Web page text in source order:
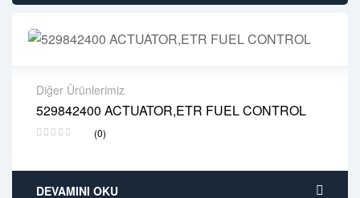
Diğer Ürünlerimiz
529842400 ACTUATOR,ETR FUEL CONTROL
(0)
2 years warranty
Delivery time: 1-2 business days
DEVAMINI OKU